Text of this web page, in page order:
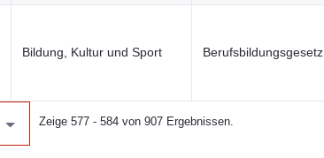
Bildung, Kultur und Sport Berufsbildungsgesetz
Zeige 577 - 584 von 907 Ergebnissen.